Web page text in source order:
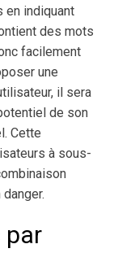
en indiquant
des mots
facilement
une
il sera
de son
Cette
à sous-
par